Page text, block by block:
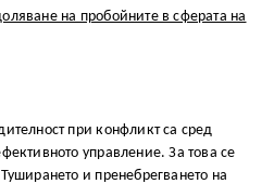
на пробойните в сферата на
при конфликт са сред
управление. За това се
и пренебрегването на